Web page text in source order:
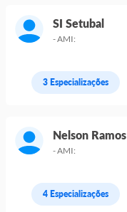
3 Especializações
SI Setubal
- AMI:
4 Especializações
Nelson Ramos
- AMI: